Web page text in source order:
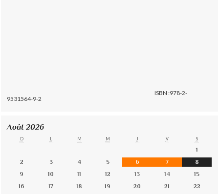
ISBN :978-2-
9531564-9-2
Août 2026
D L M M J V S
1
2
3 4 5 6 7
8
9
10 11 12 13 14
15
16
17 18 19 20 21
22